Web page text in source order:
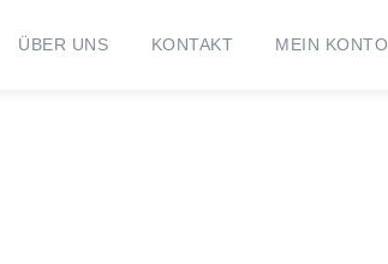
ÜBER UNS KONTAKT MEIN KONTO